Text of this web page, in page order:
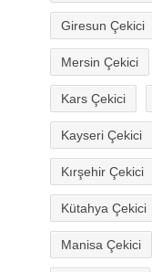
Giresun Çekici
Mersin Çekici
Kars Çekici
Kayseri Çekici
Kırşehir Çekici
Kütahya Çekici
Manisa Çekici